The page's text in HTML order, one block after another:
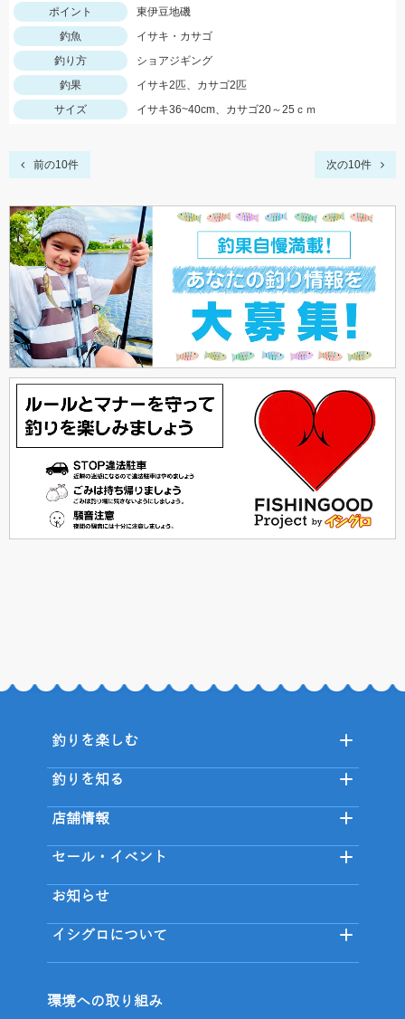
ポイント
東伊豆地磯
釣魚
イサキ・カサゴ
釣り方
ショアジギング
釣果
イサキ2匹、カサゴ2匹
サイズ
イサキ36~40cm、カサゴ20～25ｃｍ
前の10件 次の10件
釣りを楽しむ
釣りを知る
店舗情報
セール・イベント
お知らせ
イシグロについて
環境への取り組み